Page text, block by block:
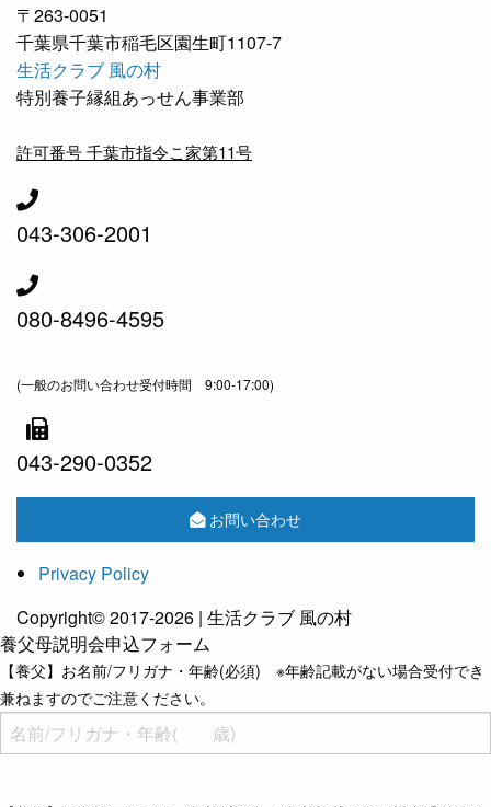
〒263-0051
千葉県千葉市稲毛区園生町1107-7
生活クラブ 風の村
特別養子縁組あっせん事業部
許可番号 千葉市指令こ家第11号
043-306-2001
080-8496-4595
(一般のお問い合わせ受付時間 9:00-17:00)
043-290-0352
お問い合わせ
Privacy Policy
Copyright© 2017-2026 | 生活クラブ 風の村
養父母説明会申込フォーム
【養父】お名前/フリガナ・年齢(必須) ※年齢記載がない場合受付でき
兼ねますのでご注意ください。